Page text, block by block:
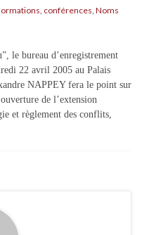
conférences Noms
le bureau d’enregistrement
22 avril 2005 au Palais
NAPPEY fera le point sur
de l’extension
et règlement des conflits,